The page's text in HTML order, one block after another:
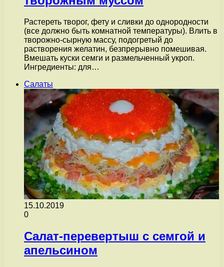
Растереть творог, фету и сливки до однородности
(все должно быть комнатной температуры). Влить в
творожно-сырную массу, подогретый до
растворения желатин, безпрерывно помешивая.
Вмешать куски семги и размельченный укроп.
Ингредиенты: для…
Салаты
15.10.2019
0
Салат-перевертыш с семгой и
апельсином